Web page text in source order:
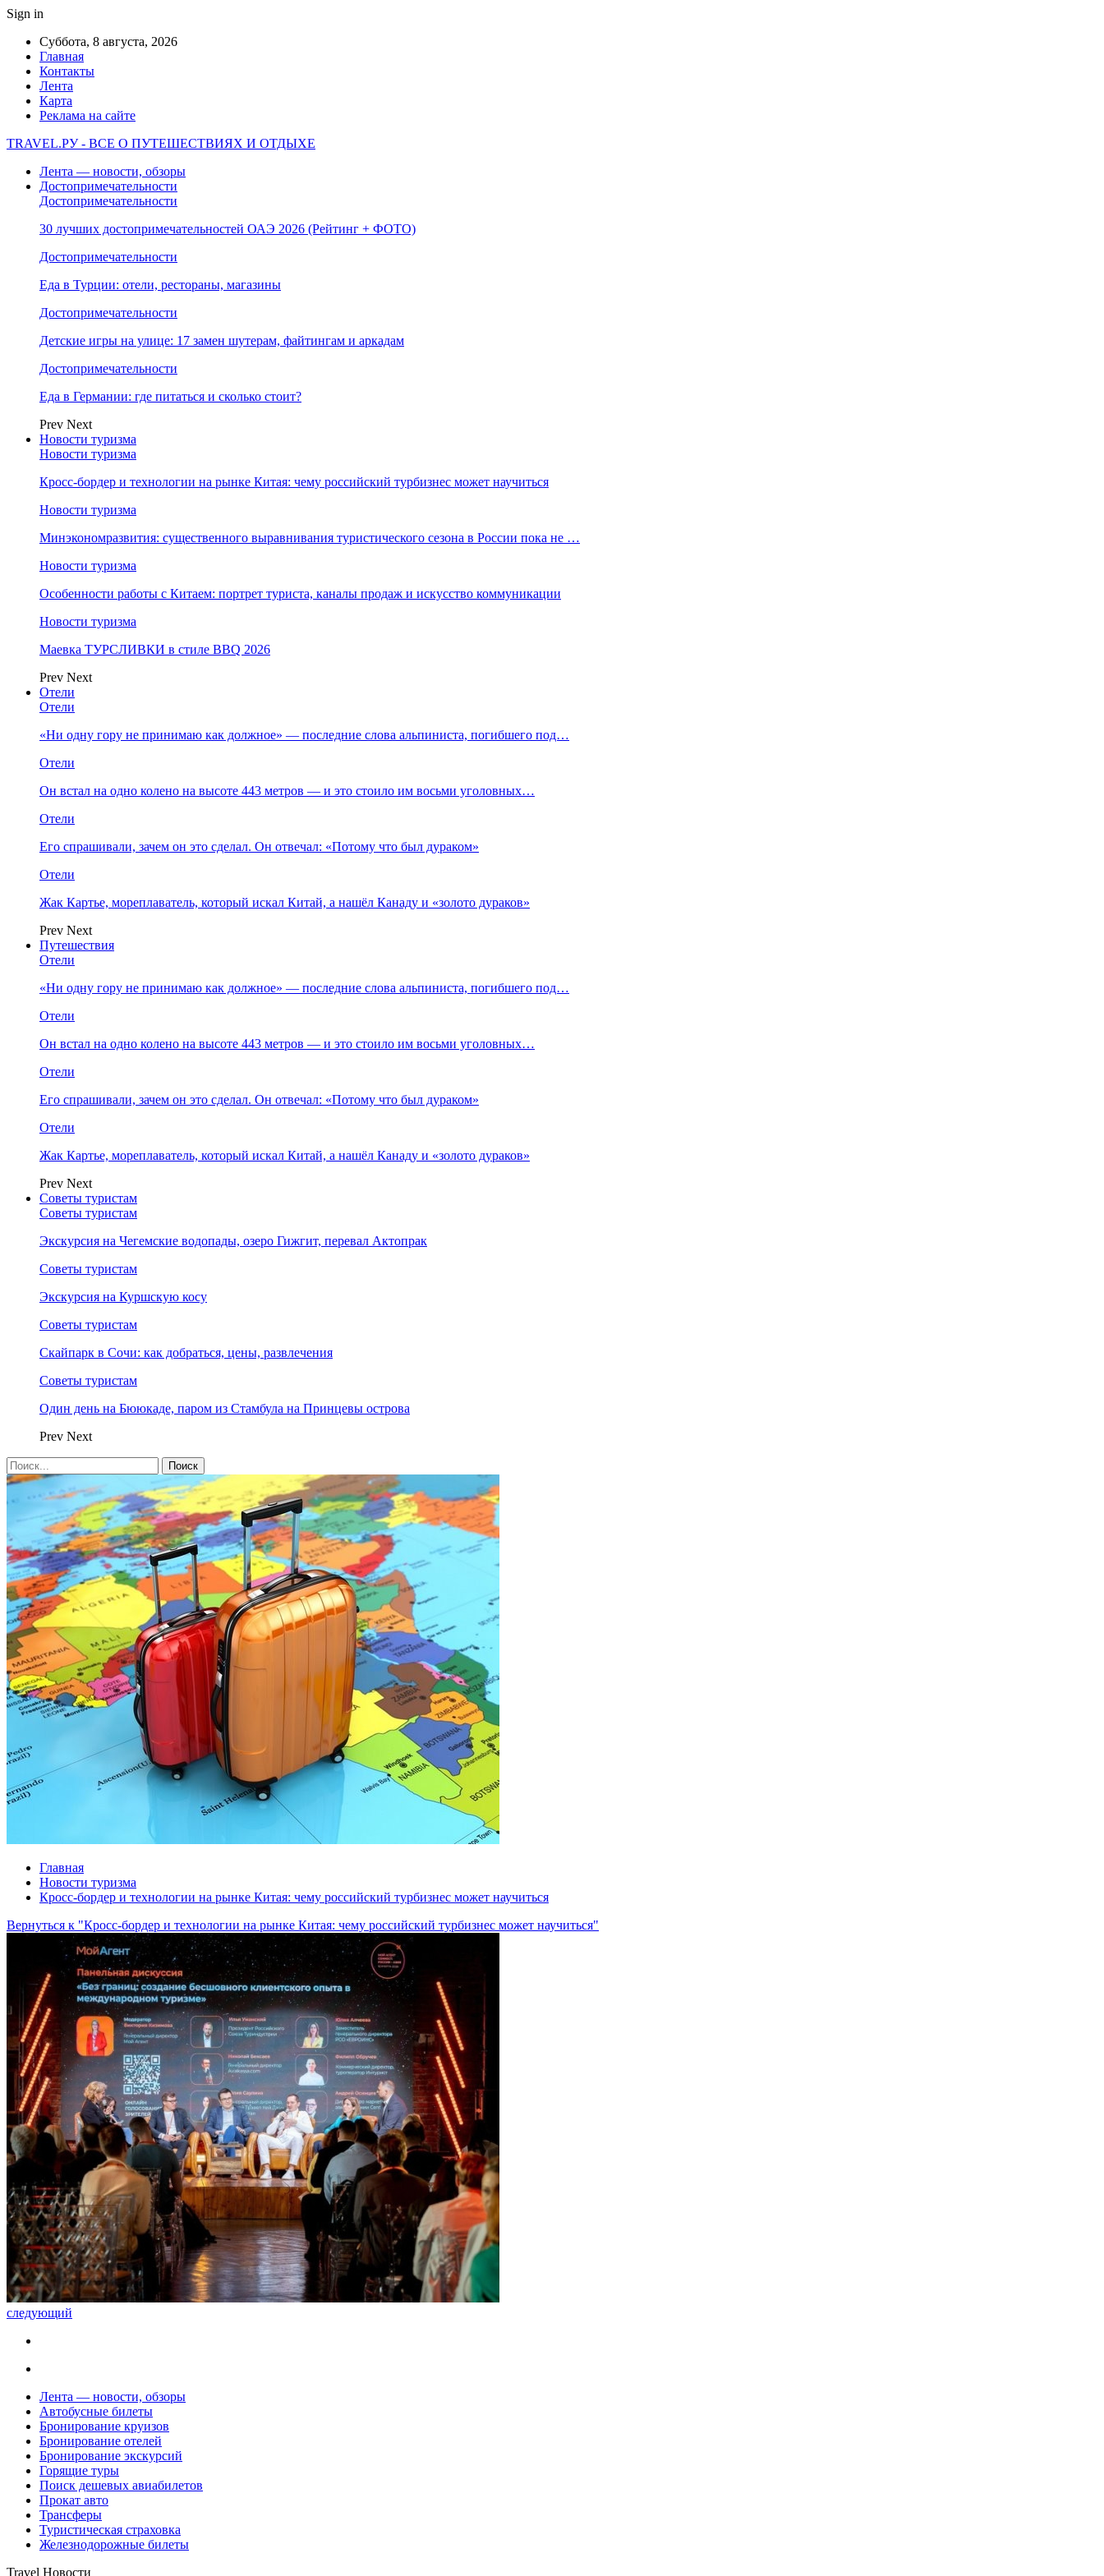
Sign in
Суббота, 8 августа, 2026
Главная
Контакты
Лента
Карта
Реклама на сайте
TRAVEL.РУ - ВСЕ О ПУТЕШЕСТВИЯХ И ОТДЫХЕ
Лента — новости, обзоры
Достопримечательности
Достопримечательности
30 лучших достопримечательностей ОАЭ 2026 (Рейтинг + ФОТО)
Достопримечательности
Еда в Турции: отели, рестораны, магазины
Достопримечательности
Детские игры на улице: 17 замен шутерам, файтингам и аркадам
Достопримечательности
Еда в Германии: где питаться и сколько стоит?
Prev Next
Новости туризма
Новости туризма
Кросс-бордер и технологии на рынке Китая: чему российский турбизнес может научиться
Новости туризма
Минэкономразвития: существенного выравнивания туристического сезона в России пока не …
Новости туризма
Особенности работы с Китаем: портрет туриста, каналы продаж и искусство коммуникации
Новости туризма
Маевка ТУРСЛИВКИ в стиле BBQ 2026
Prev Next
Отели
Отели
«Ни одну гору не принимаю как должное» — последние слова альпиниста, погибшего под…
Отели
Он встал на одно колено на высоте 443 метров — и это стоило им восьми уголовных…
Отели
Его спрашивали, зачем он это сделал. Он отвечал: «Потому что был дураком»
Отели
Жак Картье, мореплаватель, который искал Китай, а нашёл Канаду и «золото дураков»
Prev Next
Путешествия
Отели
«Ни одну гору не принимаю как должное» — последние слова альпиниста, погибшего под…
Отели
Он встал на одно колено на высоте 443 метров — и это стоило им восьми уголовных…
Отели
Его спрашивали, зачем он это сделал. Он отвечал: «Потому что был дураком»
Отели
Жак Картье, мореплаватель, который искал Китай, а нашёл Канаду и «золото дураков»
Prev Next
Советы туристам
Советы туристам
Экскурсия на Чегемские водопады, озеро Гижгит, перевал Актопрак
Советы туристам
Экскурсия на Куршскую косу
Советы туристам
Скайпарк в Сочи: как добраться, цены, развлечения
Советы туристам
Один день на Бююкаде, паром из Стамбула на Принцевы острова
Prev Next
Главная
Новости туризма
Кросс-бордер и технологии на рынке Китая: чему российский турбизнес может научиться
Вернуться к "Кросс-бордер и технологии на рынке Китая: чему российский турбизнес может научиться"
следующий
Лента — новости, обзоры
Автобусные билеты
Бронирование круизов
Бронирование отелей
Бронирование экскурсий
Горящие туры
Поиск дешевых авиабилетов
Прокат авто
Трансферы
Туристическая страховка
Железнодорожные билеты
Travel Новости